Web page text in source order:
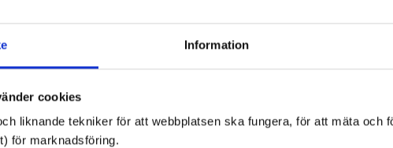
Information
cookies
liknande tekniker för att webbplatsen ska fungera, för att mäta och
för marknadsföring.